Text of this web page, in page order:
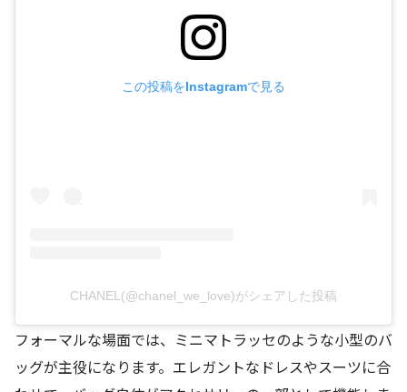
この投稿をInstagramで見る
CHANEL(@chanel_we_love)がシェアした投稿
フォーマルな場面では、ミニマトラッセのような小型のバ
ッグが主役になります。エレガントなドレスやスーツに合